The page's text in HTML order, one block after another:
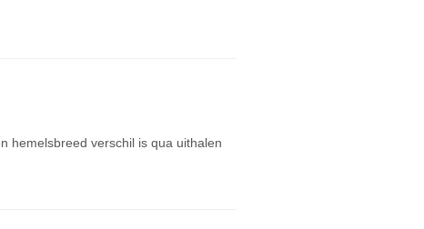
hemelsbreed verschil is qua uithalen